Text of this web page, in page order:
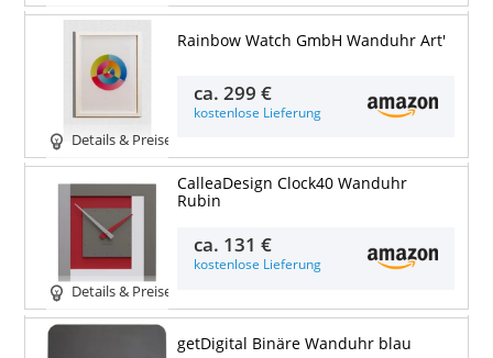
Details & Preise
Rainbow Watch GmbH Wanduhr Art'
ca.299 €
kostenlose Lieferung
Details & Preise
CalleaDesign Clock40 Wanduhr
Rubin
ca. 131 €
kostenlose Lieferung
getDigital Binäre Wanduhr blau